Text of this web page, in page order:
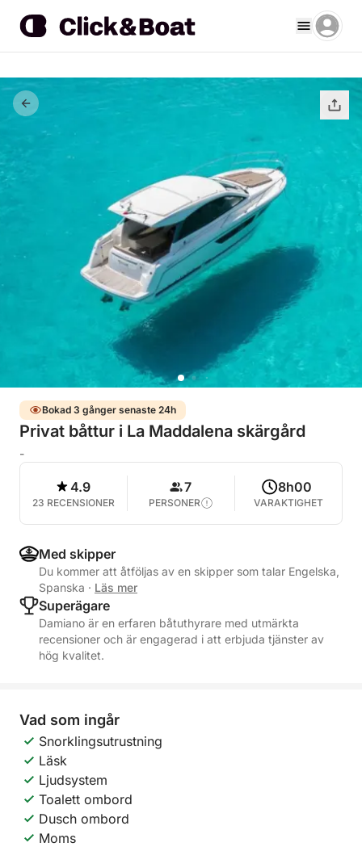
Bokad 3 gånger senaste 24h
Privat båttur i La Maddalena skärgård
-
4.9
23 RECENSIONER
7
PERSONER
8h00
VARAKTIGHET
Med skipper
Du kommer att åtföljas av en skipper som talar Engelska,
Spanska · Läs mer
Superägare
Damiano är en erfaren båtuthyrare med utmärkta
recensioner och är engagerad i att erbjuda tjänster av
hög kvalitet.
Vad som ingår
Snorklingsutrustning
Läsk
Ljudsystem
Toalett ombord
Dusch ombord
Moms